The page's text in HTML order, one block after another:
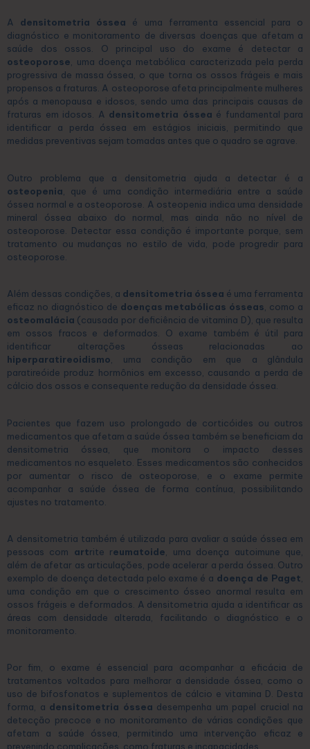
A densitometria óssea é uma ferramenta essencial para o
diagnóstico e monitoramento de diversas doenças que afetam a
saúde dos ossos. O principal uso do exame é detectar a
osteoporose, uma doença metabólica caracterizada pela perda
progressiva de massa óssea, o que torna os ossos frágeis e mais
propensos a fraturas. A osteoporose afeta principalmente mulheres
após a menopausa e idosos, sendo uma das principais causas de
fraturas em idosos. A densitometria óssea é fundamental para
identificar a perda óssea em estágios iniciais, permitindo que
medidas preventivas sejam tomadas antes que o quadro se agrave.
Outro problema que a densitometria ajuda a detectar é a
osteopenia , que é uma condição intermediária entre a saúde
óssea normal e a osteoporose. A osteopenia indica uma densidade
mineral óssea abaixo do normal, mas ainda não no nível de
osteoporose. Detectar essa condição é importante porque, sem
tratamento ou mudanças no estilo de vida, pode progredir para
osteoporose.
Além dessas condições, a densitometria óssea é uma ferramenta
eficaz no diagnóstico de doenças metabólicas ósseas , como a
osteomalácia (causada por deficiência de vitamina D), que resulta
em ossos fracos e deformados. O exame também é útil para
identificar alterações ósseas relacionadas ao
hiperparatireoidismo , uma condição em que a glândula
paratireóide produz hormônios em excesso, causando a perda de
cálcio dos ossos e consequente redução da densidade óssea.
Pacientes que fazem uso prolongado de corticóides ou outros
medicamentos que afetam a saúde óssea também se beneficiam da
densitometria óssea, que monitora o impacto desses
medicamentos no esqueleto. Esses medicamentos são conhecidos
por aumentar o risco de osteoporose, e o exame permite
acompanhar a saúde óssea de forma contínua, possibilitando
ajustes no tratamento.
A densitometria também é utilizada para avaliar a saúde óssea em
pessoas com artrite reumatoide , uma doença autoimune que,
além de afetar as articulações, pode acelerar a perda óssea. Outro
exemplo de doença detectada pelo exame é a doença de Paget
uma condição em que o crescimento ósseo anormal resulta em
ossos frágeis e deformados. A densitometria ajuda a identificar as
áreas com densidade alterada, facilitando o diagnóstico e o
monitoramento.
Por fim, o exame é essencial para acompanhar a eficácia de
tratamentos voltados para melhorar a densidade óssea, como o
uso de bifosfonatos e suplementos de cálcio e vitamina D. Desta
forma, a densitometria óssea desempenha um papel crucial na
detecção precoce e no monitoramento de várias condições que
afetam a saúde óssea, permitindo uma intervenção eficaz e
prevenindo complicações, como fraturas e incapacidades.